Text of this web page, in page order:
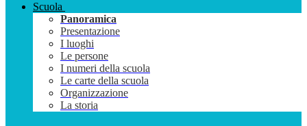
Scuola
Panoramica
Presentazione
I luoghi
Le persone
I numeri della scuola
Le carte della scuola
Organizzazione
La storia